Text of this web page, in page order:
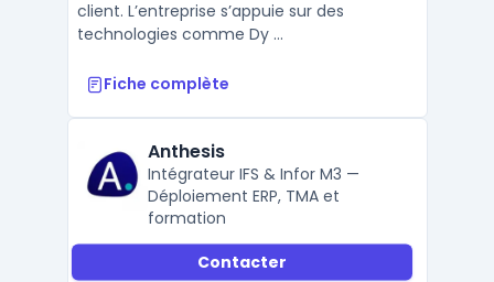
client. L’entreprise s’appuie sur des
technologies comme Dy ...
Fiche complète
Anthesis
Intégrateur IFS & Infor M3 —
Déploiement ERP, TMA et
formation
Contacter